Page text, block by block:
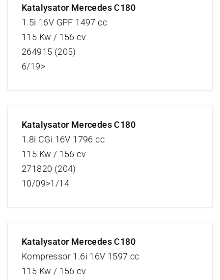
Katalysator Mercedes C180
1.5i 16V GPF 1497 cc
115 Kw / 156 cv
264915 (205)
6/19>
Katalysator Mercedes C180
1.8i CGi 16V 1796 cc
115 Kw / 156 cv
271820 (204)
10/09>1/14
Katalysator Mercedes C180
Kompressor 1.6i 16V 1597 cc
115 Kw / 156 cv